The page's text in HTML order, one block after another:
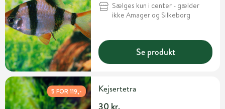
Sælges kun i center - gælder
ikke Amager og Silkeborg
Se produkt
5 FOR 119,- Kejsertetra